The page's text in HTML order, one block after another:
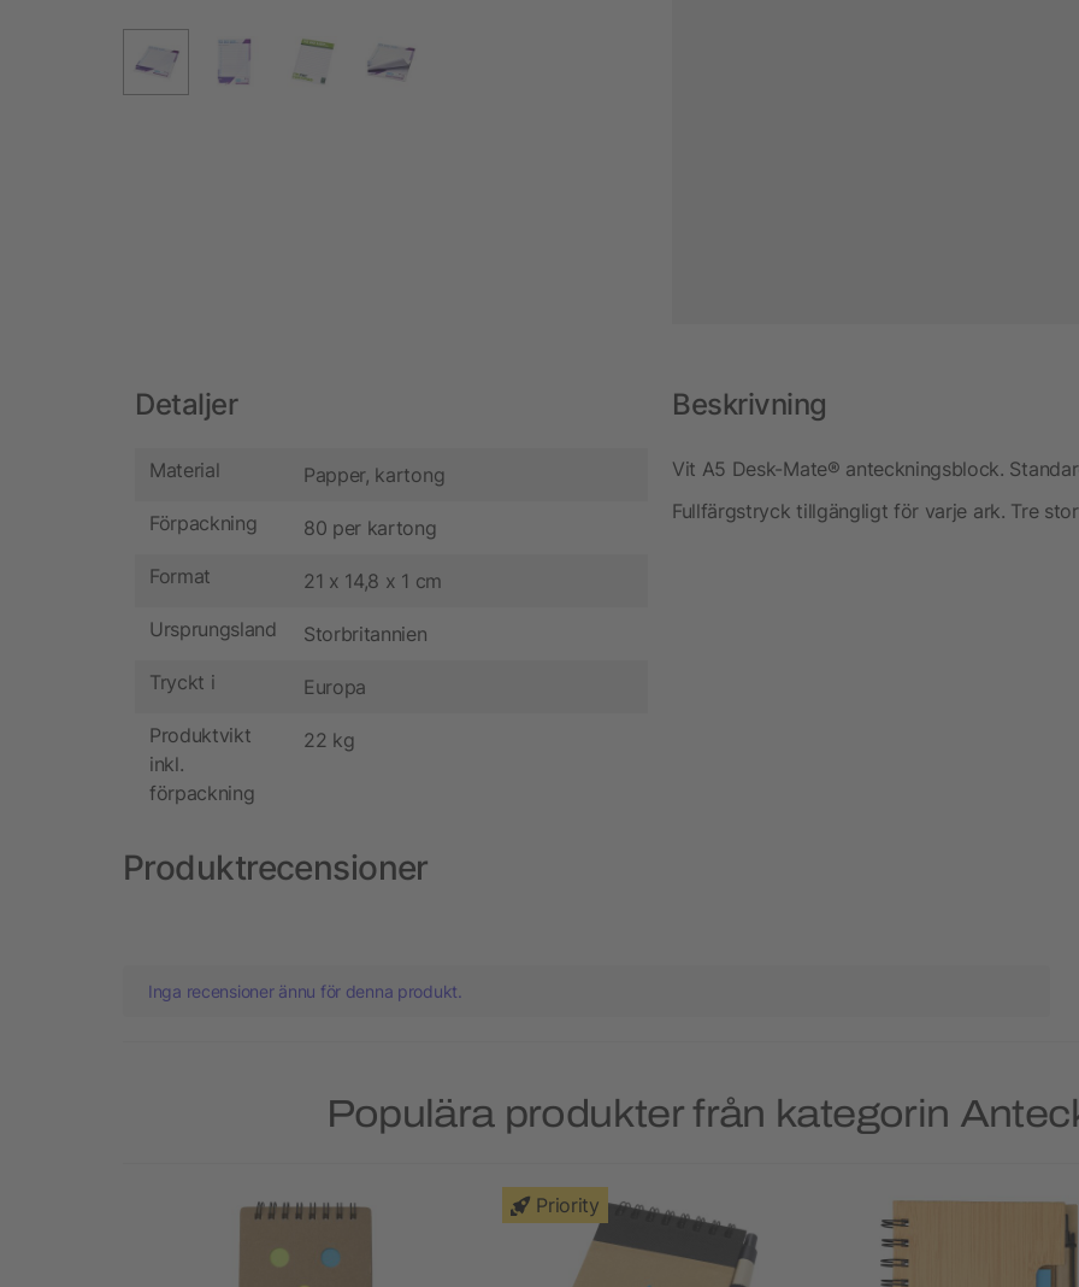
Detaljer
Material Papper, kartong
Förpackning 80 per kartong
Format 21 x 14,8 x 1 cm
Ursprungsland Storbritannien
Tryckt i Europa
Produktvikt
inkl.
förpackning
22 kg
Beskrivning
Vit A5 Desk-Mate® anteckningsblock.
Fullfärgstryck tillgängligt för varje ark. Tre
Produktrecensioner
Inga recensioner ännu för denna produkt.
Populära produkter från kategorin
Priority